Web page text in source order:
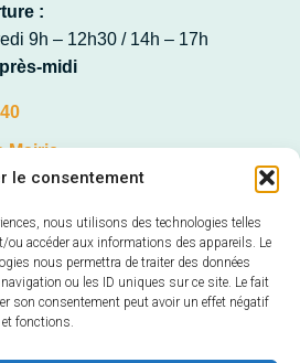
le consentement
nous utilisons des technologies telles
ou accéder aux informations des appareils. Le
nous permettra de traiter des données
ou les ID uniques sur ce site. Le fait
son consentement peut avoir un effet négatif
fonctions.
:
9h – 12h30 / 14h – 17h
midi
Mairie
– Veuves
Loire